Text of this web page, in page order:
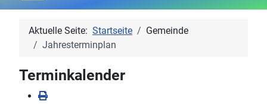
Aktuelle Seite: Startseite
Gemeinde
Jahresterminplan
Terminkalender